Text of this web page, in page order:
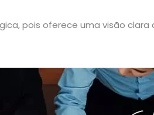
, pois oferece uma visão